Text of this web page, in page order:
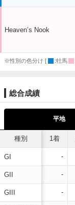
Heaven’s Nook
※性別の色分け [ :牡馬
総合成績
平地
種別
GI
GII
GIII
1着
-
-
-